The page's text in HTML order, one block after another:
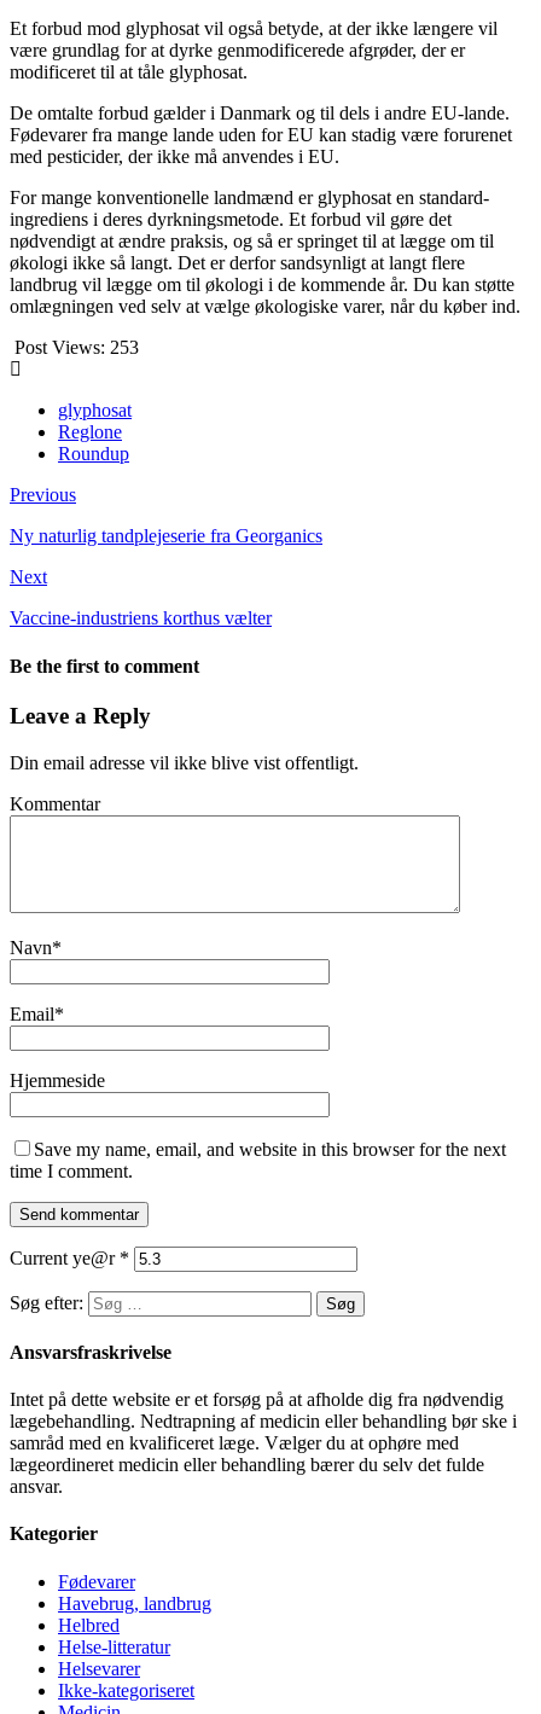
Et forbud mod glyphosat vil også betyde, at der ikke længere vil
være grundlag for at dyrke genmodificerede afgrøder, der er
modificeret til at tåle glyphosat.
De omtalte forbud gælder i Danmark og til dels i andre EU-lande.
Fødevarer fra mange lande uden for EU kan stadig være forurenet
med pesticider, der ikke må anvendes i EU.
For mange konventionelle landmænd er glyphosat en standard-
ingrediens i deres dyrkningsmetode. Et forbud vil gøre det
nødvendigt at ændre praksis, og så er springet til at lægge om til
økologi ikke så langt. Det er derfor sandsynligt at langt flere
landbrug vil lægge om til økologi i de kommende år. Du kan støtte
omlægningen ved selv at vælge økologiske varer, når du køber ind.
Post Views: 253
glyphosat
Reglone
Roundup
Previous
Ny naturlig tandplejeserie fra Georganics
Next
Vaccine-industriens korthus vælter
Be the first to comment
Leave a Reply
Din email adresse vil ikke blive vist offentligt.
Kommentar
Navn*
Email*
Hjemmeside
Save my name, email, and website in this browser for the next
time I comment.
Current ye@r *
Søg efter:
Ansvarsfraskrivelse
Intet på dette website er et forsøg på at afholde dig fra nødvendig
lægebehandling. Nedtrapning af medicin eller behandling bør ske i
samråd med en kvalificeret læge. Vælger du at ophøre med
lægeordineret medicin eller behandling bærer du selv det fulde
ansvar.
Kategorier
Fødevarer
Havebrug, landbrug
Helbred
Helse-litteratur
Helsevarer
Ikke-kategoriseret